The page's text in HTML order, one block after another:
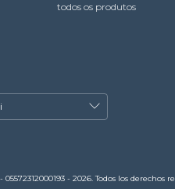
todos os produtos
- 2026. Todos los derechos